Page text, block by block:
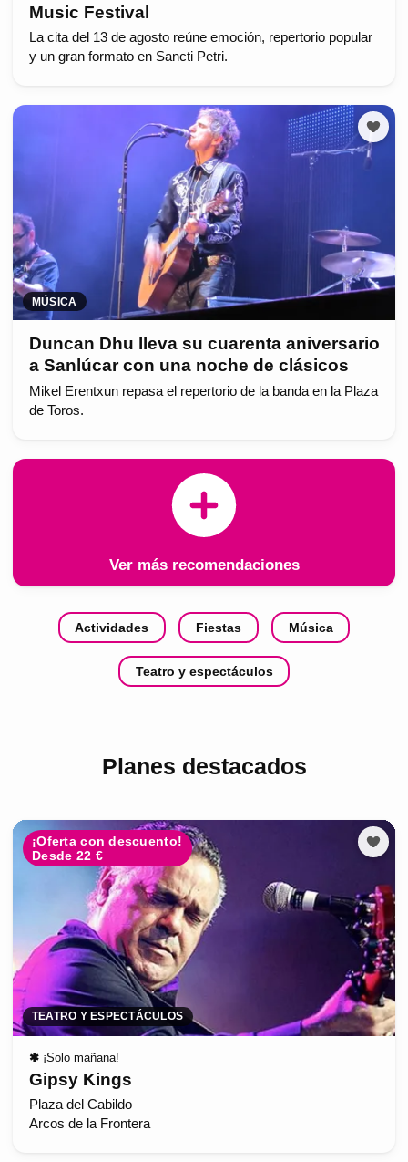
Music Festival
La cita del 13 de agosto reúne emoción, repertorio popular
y un gran formato en Sancti Petri.
MÚSICA
Duncan Dhu lleva su cuarenta aniversario
a Sanlúcar con una noche de clásicos
Mikel Erentxun repasa el repertorio de la banda en la Plaza
de Toros.
Ver más recomendaciones
Actividades Fiestas Música
Teatro y espectáculos
Planes destacados
¡Oferta con descuento!
Desde 22 €
TEATRO Y ESPECTÁCULOS
✱ ¡Solo mañana!
Gipsy Kings
Plaza del Cabildo
Arcos de la Frontera